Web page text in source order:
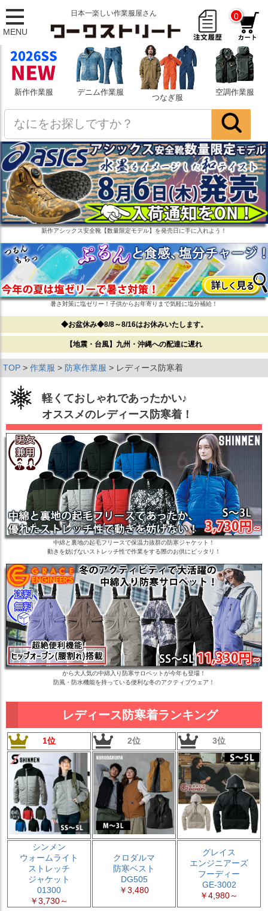
MENU
日本一楽しい作業服屋さん 0
新作作業服 デニム作業服
つなぎ服
空調作業服
新作アシックス安全靴【数量限定モデル】を発売日に手に入れよう！
暑さ対策に塩ゼリー！子供からお年寄りまで気軽に塩分補給！
◆お盆休み◆8/8～8/16はお休みいたします。
【地震・台風】九州・沖縄への配達に遅れ
TOP 作業服 防寒作業服 レディース防寒着
軽くておしゃれであったかい♪
オススメのレディース防寒着！
中綿と裏地の起毛フリースで保温力抜群の防寒ジャケット！
動きを妨げないストレッチ性で作業をする際のお供にピッタリ！
から大人気の中綿入り防寒サロペットが今年も登場！
防風・防水機能を持っている便利な冬のアクティブウェア！
レディース防寒着ランキング
1位 2位 3位
シンメン
ウォームライト
ストレッチ
ジャケット
01300
￥3,730～
クロダルマ
防寒ベスト
DG505
￥3,480
グレイス
エンジニアーズ
フーディー
GE-3002
￥4,980～